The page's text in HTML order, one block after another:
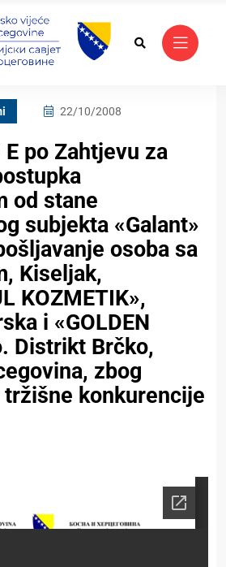
22/10/2008
E po Zahtjevu za
od stane
subjekta «Galant»
osoba sa
Kiseljak,
KOZMETIK»,
i «GOLDEN
Distrikt Brčko,
zbog
tržišne konkurencije